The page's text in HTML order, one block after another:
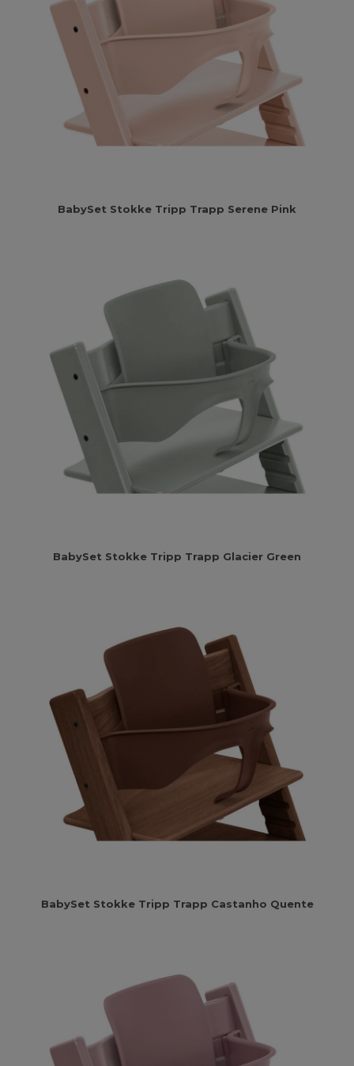
BabySet Stokke Tripp Trapp Serene Pink
BabySet Stokke Tripp Trapp Glacier Green
BabySet Stokke Tripp Trapp Castanho Quente